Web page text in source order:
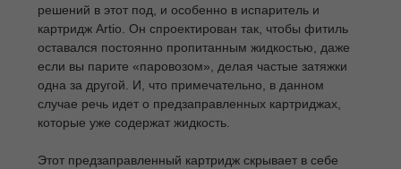
решений в этот под, и особенно в испаритель и
картридж Artio. Он спроектирован так, чтобы фитиль
оставался постоянно пропитанным жидкостью, даже
если вы парите «паровозом», делая частые затяжки
одна за другой. И, что примечательно, в данном
случае речь идет о предзаправленных картриджах,
которые уже содержат жидкость.
Этот предзаправленный картридж скрывает в себе